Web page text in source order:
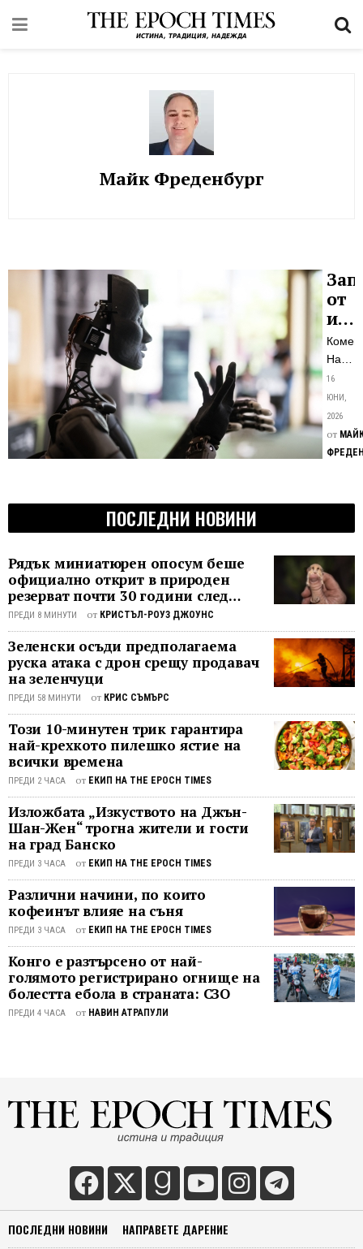
Майк Фреденбург
от
от
е
и
от
Във
на
по-
в
сезон
2,
епизод
„The
изрича
се
никоя
16
ЮНИ,
2026
от
ПОСЛЕДНИ НОВИНИ
Рядък миниатюрен опосум беше
официално открит в природен
резерват почти 30 години след
последното му наблюдение
ПРЕДИ 8 МИНУТИ от КРИСТЪЛ-РОУЗ ДЖОУНС
Зеленски осъди предполагаема
руска атака с дрон срещу продавач
на зеленчуци
ПРЕДИ 58 МИНУТИ от КРИС СЪМЪРС
Този 10-минутен трик гарантира
най-крехкото пилешко ястие на
всички времена
ПРЕДИ 2 ЧАСА от ЕКИП НА THE EPOCH TIMES
Изложбата „Изкуството на Джън-
Шан-Жен“ трогна жители и гости
на град Банско
ПРЕДИ 3 ЧАСА от ЕКИП НА THE EPOCH TIMES
Различни начини, по които
кофеинът влияе на съня
ПРЕДИ 3 ЧАСА от ЕКИП НА THE EPOCH TIMES
Конго е разтърсено от най-
голямото регистрирано огнище на
болестта ебола в страната: СЗО
ПРЕДИ 4 ЧАСА от НАВИН АТРАПУЛИ
ПОСЛЕДНИ НОВИНИ НАПРАВЕТЕ ДАРЕНИЕ